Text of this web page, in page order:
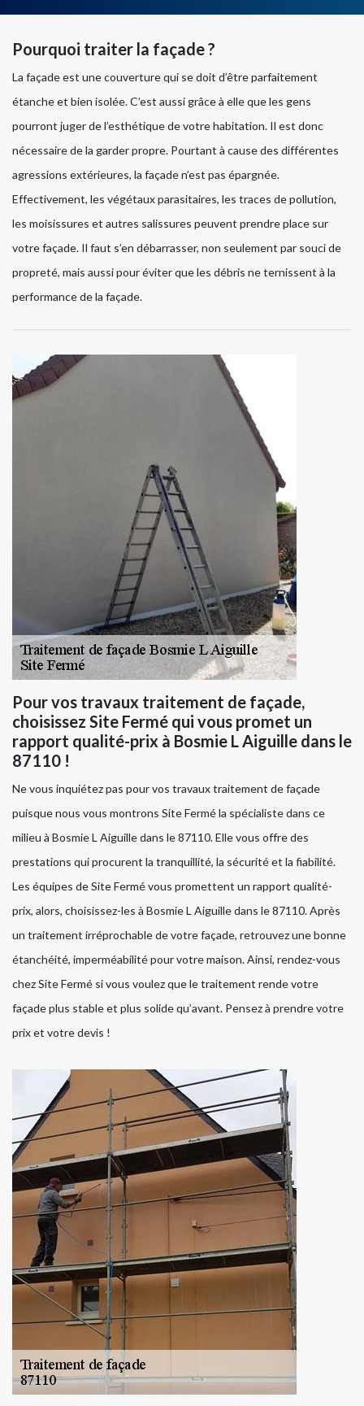
Pourquoi traiter la façade ?
La façade est une couverture qui se doit d’être parfaitement
étanche et bien isolée. C’est aussi grâce à elle que les gens
pourront juger de l’esthétique de votre habitation. Il est donc
nécessaire de la garder propre. Pourtant à cause des différentes
agressions extérieures, la façade n’est pas épargnée.
Effectivement, les végétaux parasitaires, les traces de pollution,
les moisissures et autres salissures peuvent prendre place sur
votre façade. Il faut s’en débarrasser, non seulement par souci de
propreté, mais aussi pour éviter que les débris ne ternissent à la
performance de la façade.
Pour vos travaux traitement de façade,
choisissez Site Fermé qui vous promet un
rapport qualité-prix à Bosmie L Aiguille dans le
87110 !
Ne vous inquiétez pas pour vos travaux traitement de façade
puisque nous vous montrons Site Fermé la spécialiste dans ce
milieu à Bosmie L Aiguille dans le 87110. Elle vous offre des
prestations qui procurent la tranquillité, la sécurité et la fiabilité.
Les équipes de Site Fermé vous promettent un rapport qualité-
prix, alors, choisissez-les à Bosmie L Aiguille dans le 87110. Après
un traitement irréprochable de votre façade, retrouvez une bonne
étanchéité, imperméabilité pour votre maison. Ainsi, rendez-vous
chez Site Fermé si vous voulez que le traitement rende votre
façade plus stable et plus solide qu’avant. Pensez à prendre votre
prix et votre devis !